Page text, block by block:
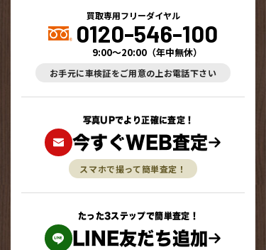
買取専用フリーダイヤル
0120-546-100
9:00～20:00 （年中無休）
お手元に車検証をご用意の上お電話下さい
写真UPでより正確に査定！
今すぐWEB査定
スマホで撮って簡単査定！
たった3ステップで簡単査定！
LINE友だち追加